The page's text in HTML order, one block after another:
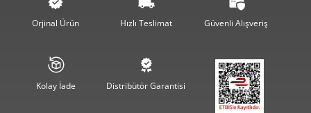
Orjinal Ürün Hızlı Teslimat Güvenli Alışveriş
Kolay İade Distribütör Garantisi